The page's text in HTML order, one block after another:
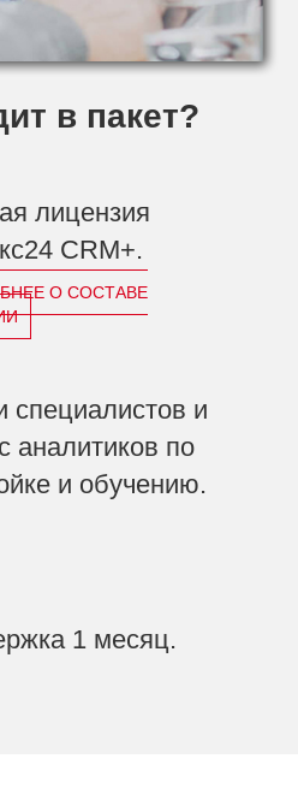
в пакет?
лицензия
CRM+.
О СОСТАВЕ
специалистов и
аналитиков по
и обучению.
1 месяц.